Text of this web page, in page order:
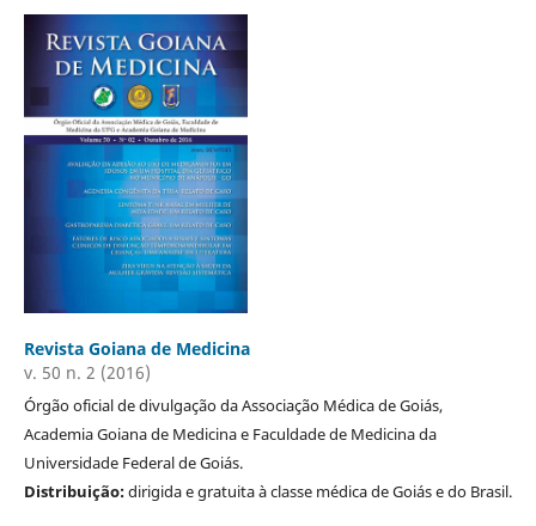
Revista Goiana de Medicina
v. 50 n. 2 (2016)
Órgão oficial de divulgação da Associação Médica de Goiás,
Academia Goiana de Medicina e Faculdade de Medicina da
Universidade Federal de Goiás.
Distribuição:dirigida e gratuita à classe médica de Goiás e do Brasil.